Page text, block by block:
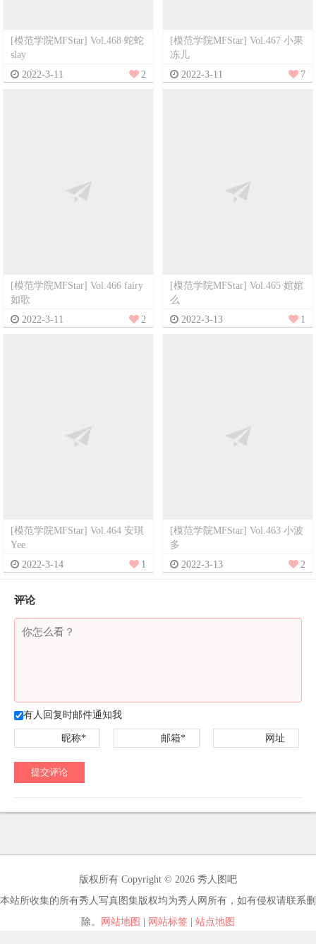
[模范学院MFStar] Vol.468 蛇蛇
slay
2022-3-11
2
[模范学院MFStar] Vol.467 小果
冻儿
2022-3-11
7
[模范学院MFStar] Vol.466 fairy
如歌
2022-3-11
2
[模范学院MFStar] Vol.465 婠婠
么
2022-3-13
1
[模范学院MFStar] Vol.464 安琪
Yee
2022-3-14
1
[模范学院MFStar] Vol.463 小波
多
2022-3-13
2
评论
有人回复时邮件通知我
昵称* 邮箱* 网址
提交评论
版权所有 Copyright © 2026 秀人图吧
本站所收集的所有秀人写真图集版权均为秀人网所有，如有侵权请联系删
除。
网站地图 网站标签 站点地图